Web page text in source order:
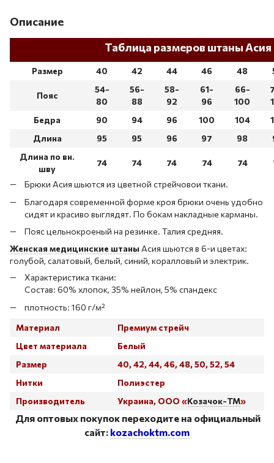
Описание
Таблица размеров штаныАсия
Размер 40 42 44 46 48
Пояс
54-
80
56-
88
58-
92
61-
96
66-
100
Бедра
90 94 96 100 104
Длина
95 95 96 97 98
Длина по вн.
шву
74 74 74 74 74
Брюки Асия шьются из цветной стрейчовои ткани.
Благодаря современной форме кроя брюки очень удобно
сидят и красиво выглядят. По бокам накладные карманы.
Пояс цельнокроеный на резинке. Талия средняя.
Женская медицинские штаны Асия шьются в 6-и цветах:
голубой, салатовый, белый, синий, коралловый и электрик.
Характеристика ткани:
Состав: 60% хлопок, 35% нейлон, 5% спандекс
плотность: 160 г/м²
Материал
Премиум стрейч
Цвет материала
Белый
Размер
40, 42, 44, 46, 48, 50, 52, 54
Нитки
Полиэстер
Производитель
Украина, ООО «Козачок-ТМ»
Для оптовых покупок переходите на официальный
сайт: kozachoktm.com